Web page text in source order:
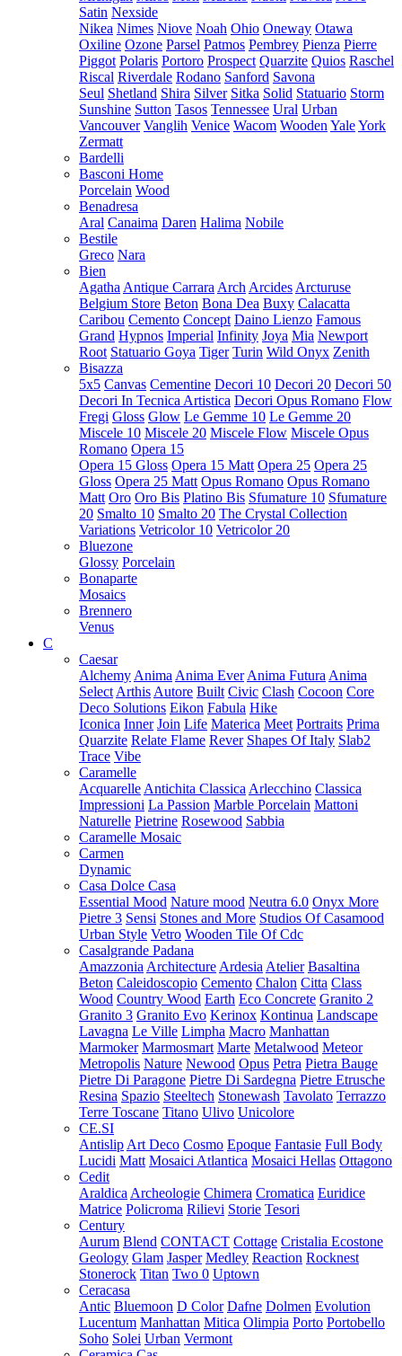
Satin Nexside
Nikea Nimes Niove Noah Ohio Oneway Otawa
Oxiline Ozone Parsel Patmos Pembrey Pienza Pierre
Piggot Polaris Portoro Prospect Quarzite Quios Raschel
Riscal Riverdale Rodano Sanford Savona
Seul Shetland Shira Silver Sitka Solid Statuario Storm
Sunshine Sutton Tasos Tennessee Ural Urban
Vancouver Vanglih Venice Wacom Wooden YaleYork
Zermatt
Bardelli
Basconi Home
Porcelain Wood
Benadresa
Aral Canaima Daren Halima Nobile
Bestile
Greco Nara
Bien
Agatha Antique Carrara Arch Arcides Arcturuse
Belgium Store Beton Bona Dea Buxy Calacatta
Caribou Cemento Concept Daino Lienzo Famous
Grand Hypnos Imperial Infinity Joya Mia Newport
Root Statuario Goya Tiger Turin Wild Onyx Zenith
Bisazza
5x5 Canvas Cementine Decori 10 Decori 20 Decori 50
Decori In Tecnica Artistica Decori Opus Romano Flow
Fregi Gloss Glow Le Gemme 10 Le Gemme 20
Miscele 10 Miscele 20 Miscele Flow Miscele Opus
Romano Opera 15
Opera 15 Gloss Opera 15 Matt Opera 25 Opera 25
Gloss Opera 25 Matt Opus Romano Opus Romano
Matt Oro Oro Bis Platino Bis Sfumature 10 Sfumature
20 Smalto 10 Smalto 20 The Crystal Collection
Variations Vetricolor 10 Vetricolor 20
Bluezone
Glossy Porcelain
Bonaparte
Mosaics
Brennero
Venus
C
Caesar
Alchemy Anima Anima Ever Anima Futura Anima
Select Arthis Autore Built Civic Clash Cocoon Core
Deco Solutions Eikon Fabula Hike
Iconica Inner Join Life Materica Meet Portraits Prima
Quarzite Relate Flame Rever Shapes Of Italy Slab2
Trace Vibe
Caramelle
Acquarelle Antichita Classica Arlecchino Classica
Impressioni La Passion Marble Porcelain Mattoni
Naturelle Pietrine Rosewood Sabbia
Caramelle Mosaic
Carmen
Dynamic
Casa Dolce Casa
Essential Mood Nature mood Neutra 6.0 Onyx More
Pietre 3 Sensi Stones and More Studios Of Casamood
Urban Style Vetro Wooden Tile Of Cdc
Casalgrande Padana
Amazzonia Architecture Ardesia Atelier Basaltina
Beton Caleidoscopio Cemento Chalon Citta Class
Wood Country Wood Earth Eco Concrete Granito 2
Granito 3 Granito Evo Kerinox Kontinua Landscape
Lavagna Le Ville Limpha Macro Manhattan
Marmoker Marmosmart Marte Metalwood Meteor
Metropolis Nature Newood Opus Petra Pietra Bauge
Pietre Di Paragone Pietre Di Sardegna Pietre Etrusche
Resina Spazio Steeltech Stonewash Tavolato Terrazzo
Terre Toscane Titano Ulivo Unicolore
CE.SI
Antislip Art Deco Cosmo Epoque Fantasie Full Body
Lucidi Matt Mosaici Atlantica Mosaici Hellas Ottagono
Cedit
Araldica Archeologie Chimera Cromatica Euridice
Matrice Policroma Rilievi Storie Tesori
Century
Aurum Blend CONTACT Cottage Cristalia Ecostone
Geology Glam Jasper Medley Reaction Rocknest
Stonerock Titan Two 0 Uptown
Ceracasa
Antic Bluemoon D Color Dafne Dolmen Evolution
Lucentum Manhattan Mitica Olimpia Porto Portobello
Soho Solei Urban Vermont